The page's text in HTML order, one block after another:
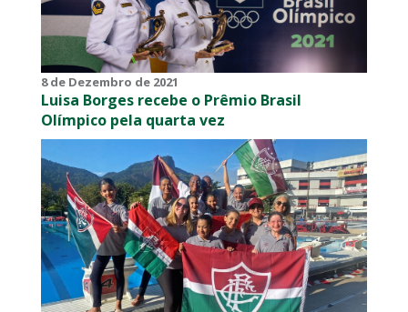
8 de Dezembro de 2021
Luisa Borges recebe o Prêmio Brasil
Olímpico pela quarta vez